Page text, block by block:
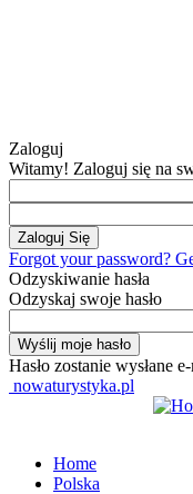
Zaloguj
Witamy! Zaloguj się na
Forgot your password?
Odzyskiwanie hasła
Odzyskaj swoje hasło
Hasło zostanie wysłane
nowaturystyka.pl
Home
Polska